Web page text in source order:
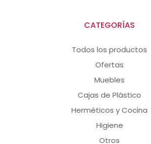
CATEGORÍAS
Todos los productos
Ofertas
Muebles
Cajas de Plástico
Herméticos y Cocina
Higiene
Otros